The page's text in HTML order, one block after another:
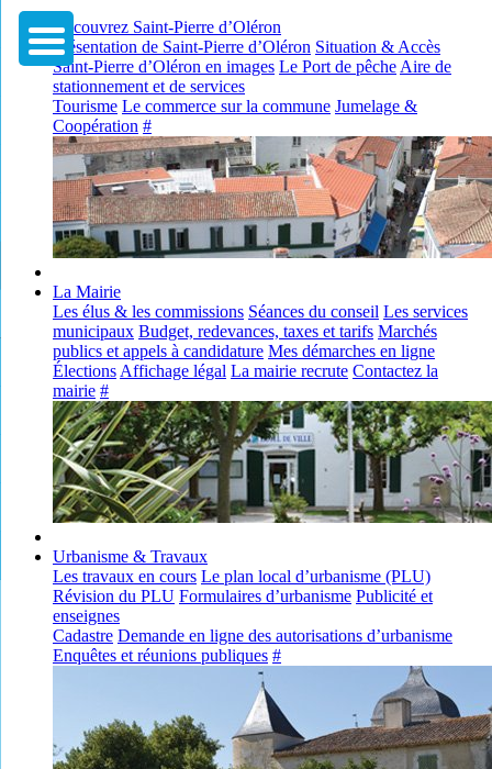
Découvrez Saint-Pierre d’Oléron
Présentation de Saint-Pierre d’Oléron Situation & Accès
Saint-Pierre d’Oléron en images Le Port de pêche Aire de
stationnement et de services
Tourisme Le commerce sur la commune Jumelage &
Coopération #
La Mairie
Les élus & les commissions Séances du conseil Les services
municipaux Budget, redevances, taxes et tarifs Marchés
publics et appels à candidature Mes démarches en ligne
Élections Affichage légal La mairie recrute Contactez la
mairie #
Urbanisme & Travaux
Les travaux en cours Le plan local d’urbanisme (PLU)
Révision du PLU Formulaires d’urbanisme Publicité et
enseignes
Cadastre Demande en ligne des autorisations d’urbanisme
Enquêtes et réunions publiques #